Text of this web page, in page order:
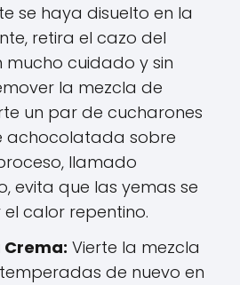
se haya disuelto en la
retira el cazo del
mucho cuidado y sin
la mezcla de
un par de cucharones
achocolatada sobre
llamado
evita que las yemas se
calor repentino.
Crema: Vierte la mezcla
de nuevo en